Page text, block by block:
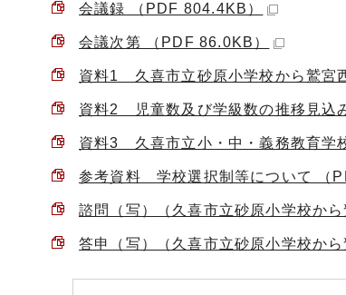
会議録 （PDF 804.4KB）
会議次第 （PDF 86.0KB）
資料1 久喜市立砂原小学校から鷲宮
資料2 児童数及び学級数の推移見込
資料3 久喜市立小・中・義務教育学
参考資料 学校選択制等について （
諮問（写）（久喜市立砂原小学校か
答申（写）（久喜市立砂原小学校か